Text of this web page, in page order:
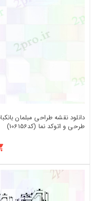
دانلود نقشه طراحی مبلمان
طرحی و اتوکد نما (کد106156)